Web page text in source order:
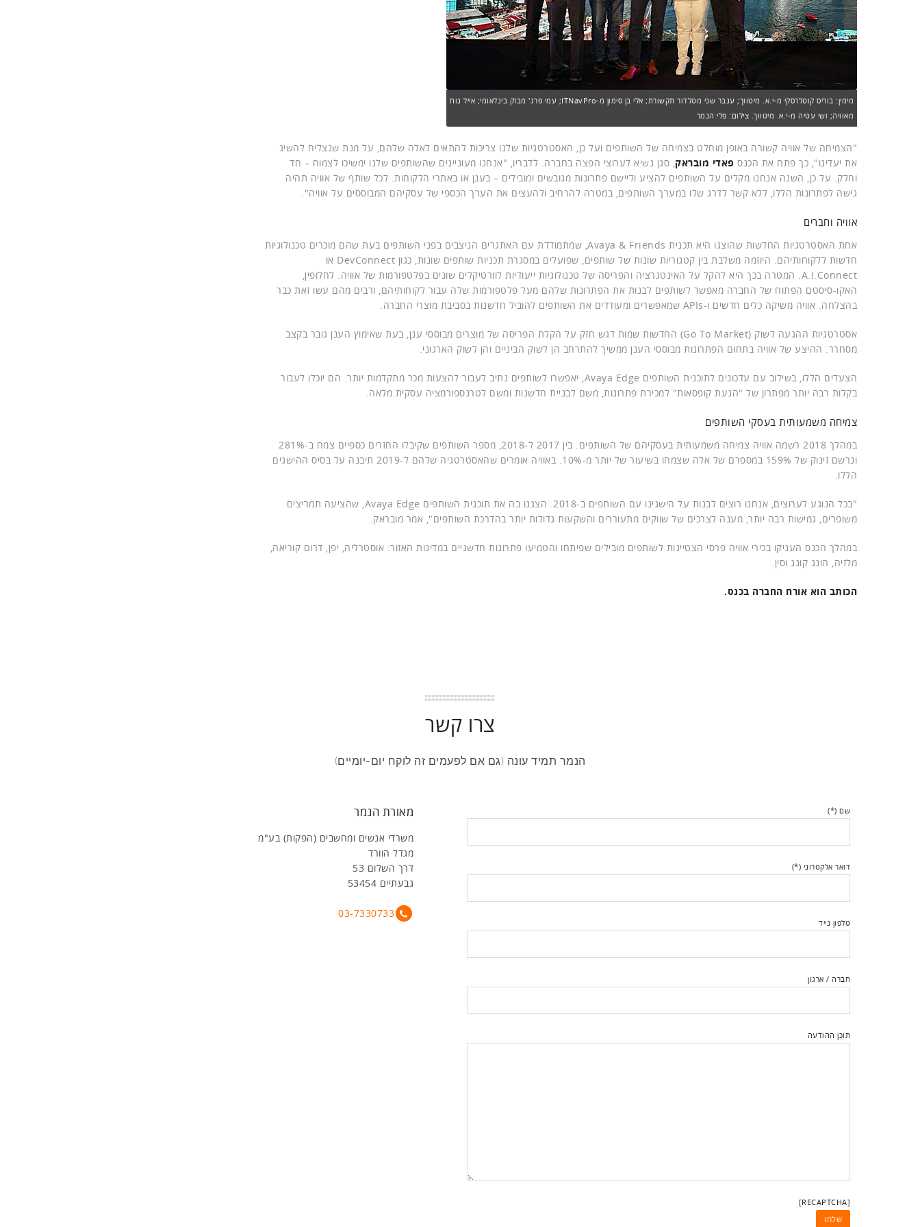
מימין: בוריס קוטלרסקי מ-י.א. מיטווך; ענבר שני מטלדור תקשורת; אלי בן סימון מ-ITNavPro; עמי פרג' מבזק בינלאומי; אייל נוח
מאוויה; ושי עטיה מ-י.א. מיטווך. צילום: פלי הנמר
"הצמיחה של אוויה קשורה באופן מוחלט בצמיחה של השותפים ועל כן, האסטרטגיות שלנו צריכות להתאים לאלה שלהם, על מנת שנצליח להשיג
את יעדינו", כך פתח את הכנס פאדי מובראק, סגן נשיא לערוצי הפצה בחברה. לדבריו, "אנחנו מעוניינים שהשותפים שלנו ימשיכו לצמוח – חד
וחלק. על כן, השנה אנחנו מקלים על השותפים להציע וליישם פתרונות מגובשים ומובילים – בענן או באתרי הלקוחות. לכל שותף של אוויה תהיה
גישה לפתרונות הללו, ללא קשר לדרג שלו במערך השותפים, במטרה להרחיב ולהעצים את הערך הכספי של עסקיהם המבוססים על אוויה".
אוויה וחברים
אחת האסטרטגיות החדשות שהוצגו היא תכנית Avaya & Friends, שמתמודדת עם האתגרים הניצבים בפני השותפים בעת שהם מוכרים טכנולוגיות
חדשות ללקוחותיהם. היוזמה משלבת בין קטגוריות שונות של שותפים, שפועלים במסגרת תכניות שותפים שונות, כגון DevConnect או
A.I.Connect. המטרה בכך היא להקל על האינטגרציה והפריסה של טכנולוגיות ייעודיות לוורטיקלים שונים בפלטפורמות של אוויה. לחלופין,
האקו-סיסטם הפתוח של החברה מאפשר לשותפים לבנות את הפתרונות שלהם מעל פלטפורמות שלה עבור לקוחותיהם, ורבים מהם עשו זאת כבר
בהצלחה. אוויה משיקה כלים חדשים ו-APIs שמאפשרים ומעודדים את השותפים להוביל חדשנות בסביבת מוצרי החברה.
אסטרטגיות ההגעה לשוק (Go To Market) החדשות שמות דגש חזק על הקלת הפריסה של מוצרים מבוססי ענן, בעת שאימוץ הענן גובר בקצב
מסחרר. ההיצע של אוויה בתחום הפתרונות מבוססי הענן ממשיך להתרחב הן לשוק הביניים והן לשוק הארגוני.
הצעדים הללו, בשילוב עם עדכונים לתוכנית השותפים Avaya Edge, יאפשרו לשותפים נתיב לעבור להצעות מכר מתקדמות יותר. הם יוכלו לעבור
בקלות רבה יותר מפתרון של "הנעת קופסאות" למכירת פתרונות, משם לבניית חדשנות ומשם לטרנספורמציה עסקית מלאה.
צמיחה משמעותית בעסקי השותפים
במהלך 2018 רשמה אוויה צמיחה משמעותית בעסקיהם של השותפים. בין 2017 ל-2018, מספר השותפים שקיבלו החזרים כספיים צמח ב-281%
ונרשם זינוק של 159% במספרם של אלה שצמחו בשיעור של יותר מ-10%. באוויה אומרים שהאסטרטגיה שלהם ל-2019 תיבנה על בסיס ההישגים
הללו.
"בכל הנוגע לערוצים, אנחנו רוצים לבנות על הישגינו עם השותפים ב-2018. הצגנו בה את תוכנית השותפים Avaya Edge, שהציעה תמריצים
משופרים, גמישות רבה יותר, מענה לצרכים של שווקים מתעוררים והשקעות גדולות יותר בהדרכת השותפים", אמר מובראק.
במהלך הכנס העניקו בכירי אוויה פרסי הצטיינות לשותפים מובילים שפיתחו והטמיעו פתרונות חדשניים במדינות האזור: אוסטרליה, יפן, דרום קוריאה,
מלזיה, הונג קונג וסין.
הכותב הוא אורח החברה בכנס.
צרו קשר
הנמר תמיד עונה (גם אם לפעמים זה לוקח יום-יומיים)
מאורת הנמר
משרדי אנשים ומחשבים (הפקות) בע"מ
מגדל הוורד
דרך השלום 53
גבעתיים 53454
03-7330733
שם (*)
דואר אלקטרוני (*)
טלפון נייד
חברה / ארגון
תוכן ההודעה
[RECAPTCHA]